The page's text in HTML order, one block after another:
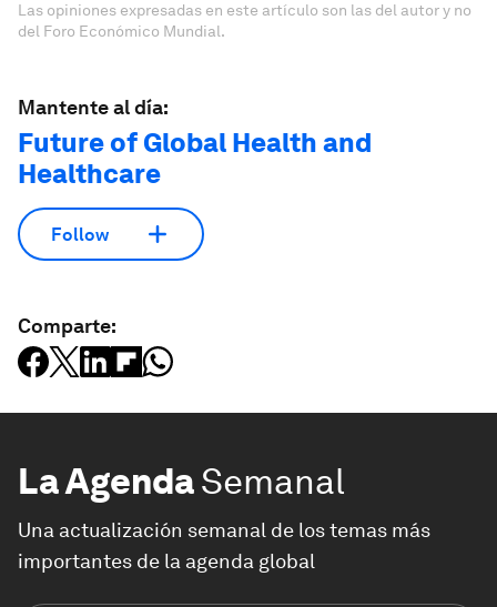
Las opiniones expresadas en este artículo son las del autor y no
del Foro Económico Mundial.
Mantente al día:
Future of Global Health and
Healthcare
Follow
Comparte:
La AgendaSemanal
Una actualización semanal de los temas más
importantes de la agenda global